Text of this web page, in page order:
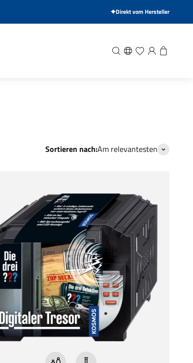
Direkt vom Hersteller
Suche Wunschliste
Anmelden
Sortieren nach:Am relevantesten